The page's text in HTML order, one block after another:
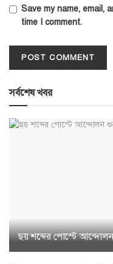
Save my name, email,
time I comment.
সর্বশেষ খবর
ছয় শব্দের পোস্টে